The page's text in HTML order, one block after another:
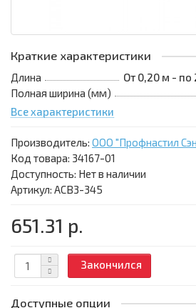
Краткие характеристики
Длина
От 0,20 м -
Полная ширина (мм)
Все характеристики
Производитель: ООО "Профнастил
Код товара: 34167-01
Доступность: Нет в наличии
Артикул: АСВ3-345
651.31 р.
Закончился
Доступные опции